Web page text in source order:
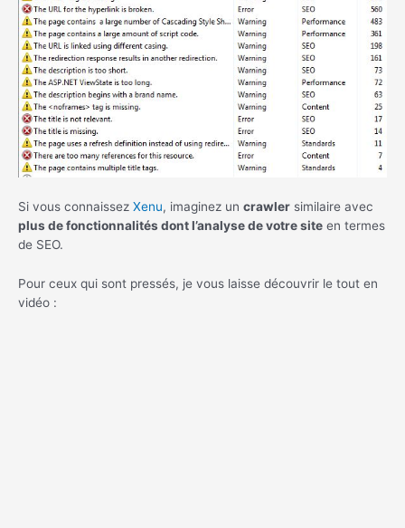
Si vous connaissez Xenu, imaginez un crawler similaire avec
plus de fonctionnalités dont l’analyse de votre site en termes
de SEO.
Pour ceux qui sont pressés, je vous laisse découvrir le tout en
vidéo :